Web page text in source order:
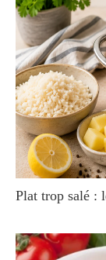
Plat trop salé :